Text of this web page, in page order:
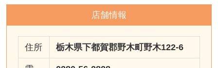
店舗情報
住所 栃木県下都賀郡野木町野木122-6